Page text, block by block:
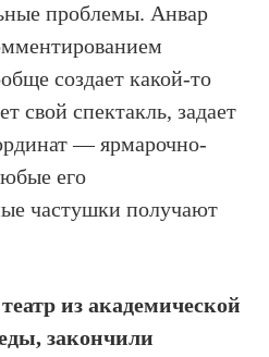
проблемы. Анвар
создает какой-то
свой спектакль, задает
— ярмарочно-
его
частушки получают
из академической
закончили